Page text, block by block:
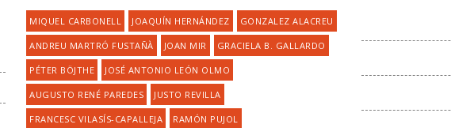
MIQUEL CARBONELL JOAQUÍN HERNÁNDEZ GONZALEZ ALACREU
ANDREU MARTRÓ FUSTAÑÀ JOAN MIR GRACIELA B. GALLARDO
PÉTER BÖJTHE JOSÉ ANTONIO LEÓN OLMO
AUGUSTO RENÉ PAREDES JUSTO REVILLA
FRANCESC VILASÍS-CAPALLEJA RAMÓN PUJOL